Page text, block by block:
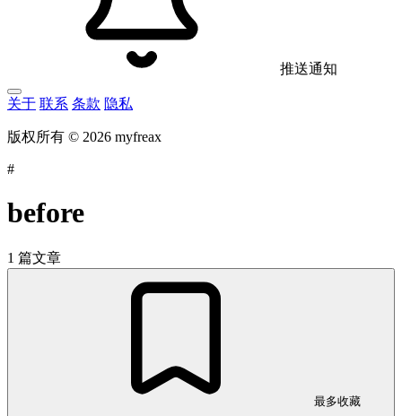
推送通知
关于 联系 条款 隐私
版权所有 © 2026 myfreax
#
before
1 篇文章
最多收藏